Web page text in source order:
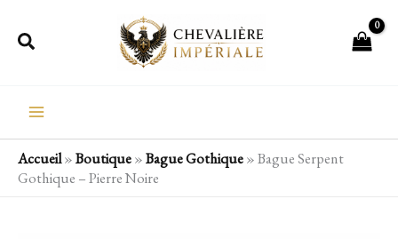
Rechercher
Accueil»Boutique»Bague Gothique»Bague Serpent
Gothique – Pierre Noire